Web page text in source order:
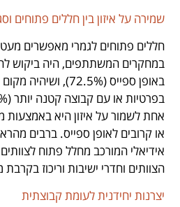
שמירה על איזון בין חללים פתוחים
חללים פתוחים לגמרי מאפשרים
במחקרים המשתתפים, היה ביקוש
באופן ספייס (72.5%),
אחת לשמור על איזון היא באמצעות
או קרובים לאופן ספייס. ברבים
אידיאלי המורכב מחלל פתוח
הצוותים וחדרי ישיבות וריכוז בקרבת
יצרנות יחידנית לעומת קבוצתית